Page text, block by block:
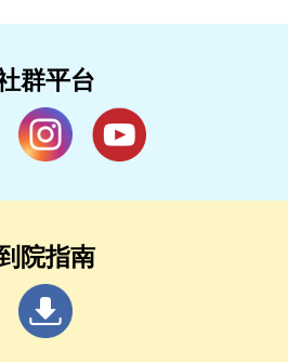
群平台
院指南